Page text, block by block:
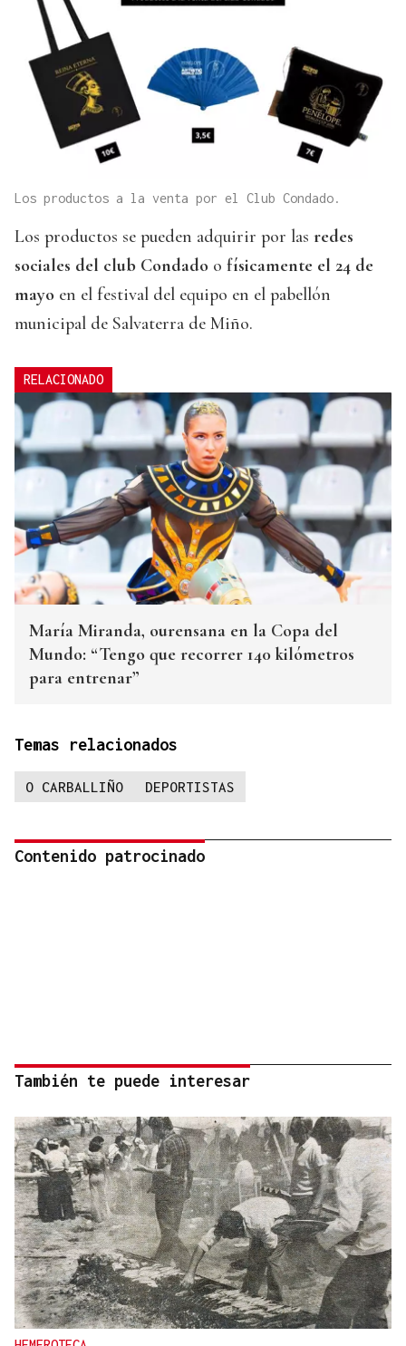
Los productos a la venta por el Club Condado.
Los productos se pueden adquirir por las redes
sociales del club Condado o físicamente el 24 de
mayo en el festival del equipo en el pabellón
municipal de Salvaterra de Miño.
RELACIONADO
María Miranda, ourensana en la Copa del
Mundo: “Tengo que recorrer 140 kilómetros
para entrenar”
Temas relacionados
O CARBALLIÑO DEPORTISTAS
Contenido patrocinado
También te puede interesar